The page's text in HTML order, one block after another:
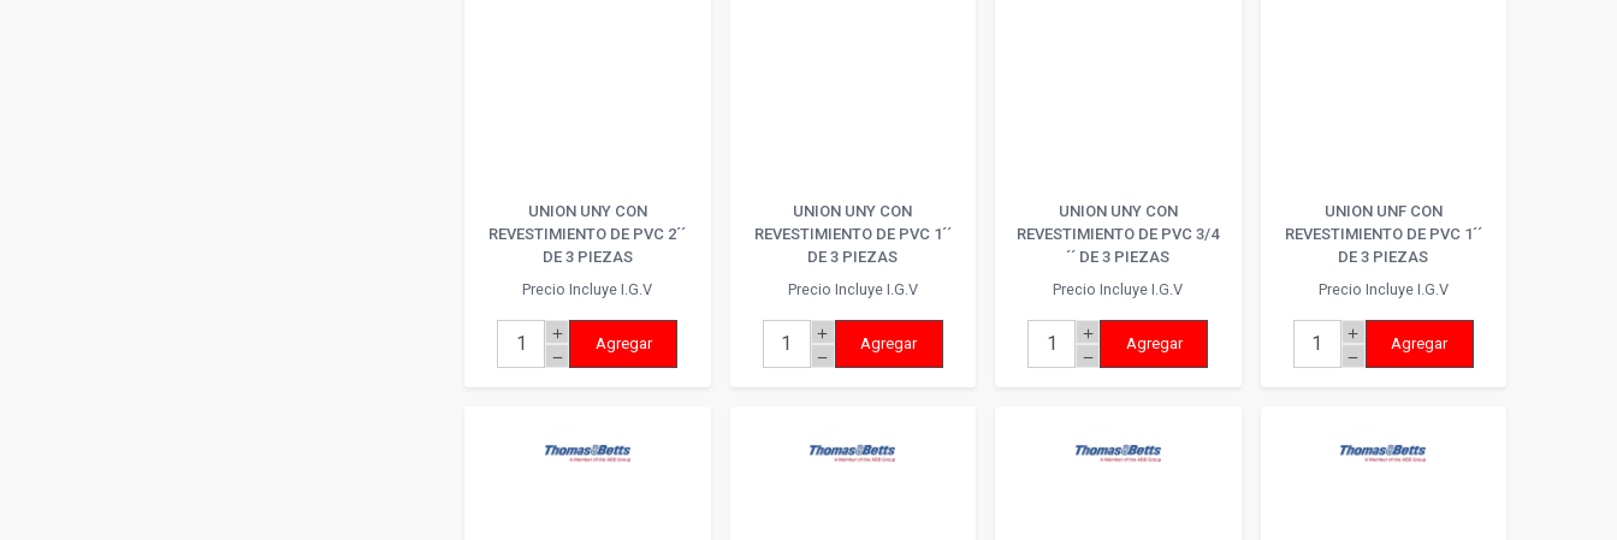
UNION UNY CON
REVESTIMIENTO DE PVC 2´´
DE 3 PIEZAS
Precio Incluye I.G.V
add
remove
Agregar
UNION UNY CON
REVESTIMIENTO DE PVC 1´´
DE 3 PIEZAS
Precio Incluye I.G.V
add
remove
Agregar
UNION UNY CON
REVESTIMIENTO DE PVC 3/4
´´ DE 3 PIEZAS
Precio Incluye I.G.V
add
remove
Agregar
UNION UNF CON
REVESTIMIENTO DE PVC 1´´
DE 3 PIEZAS
Precio Incluye I.G.V
add
remove
Agregar